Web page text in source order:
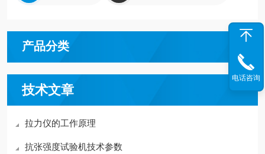
产品分类
技术文章
拉力仪的工作原理
抗张强度试验机技术参数
电话咨询